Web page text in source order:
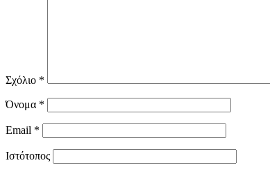
Σχόλιο *
Όνομα *
Email *
Ιστότοπος